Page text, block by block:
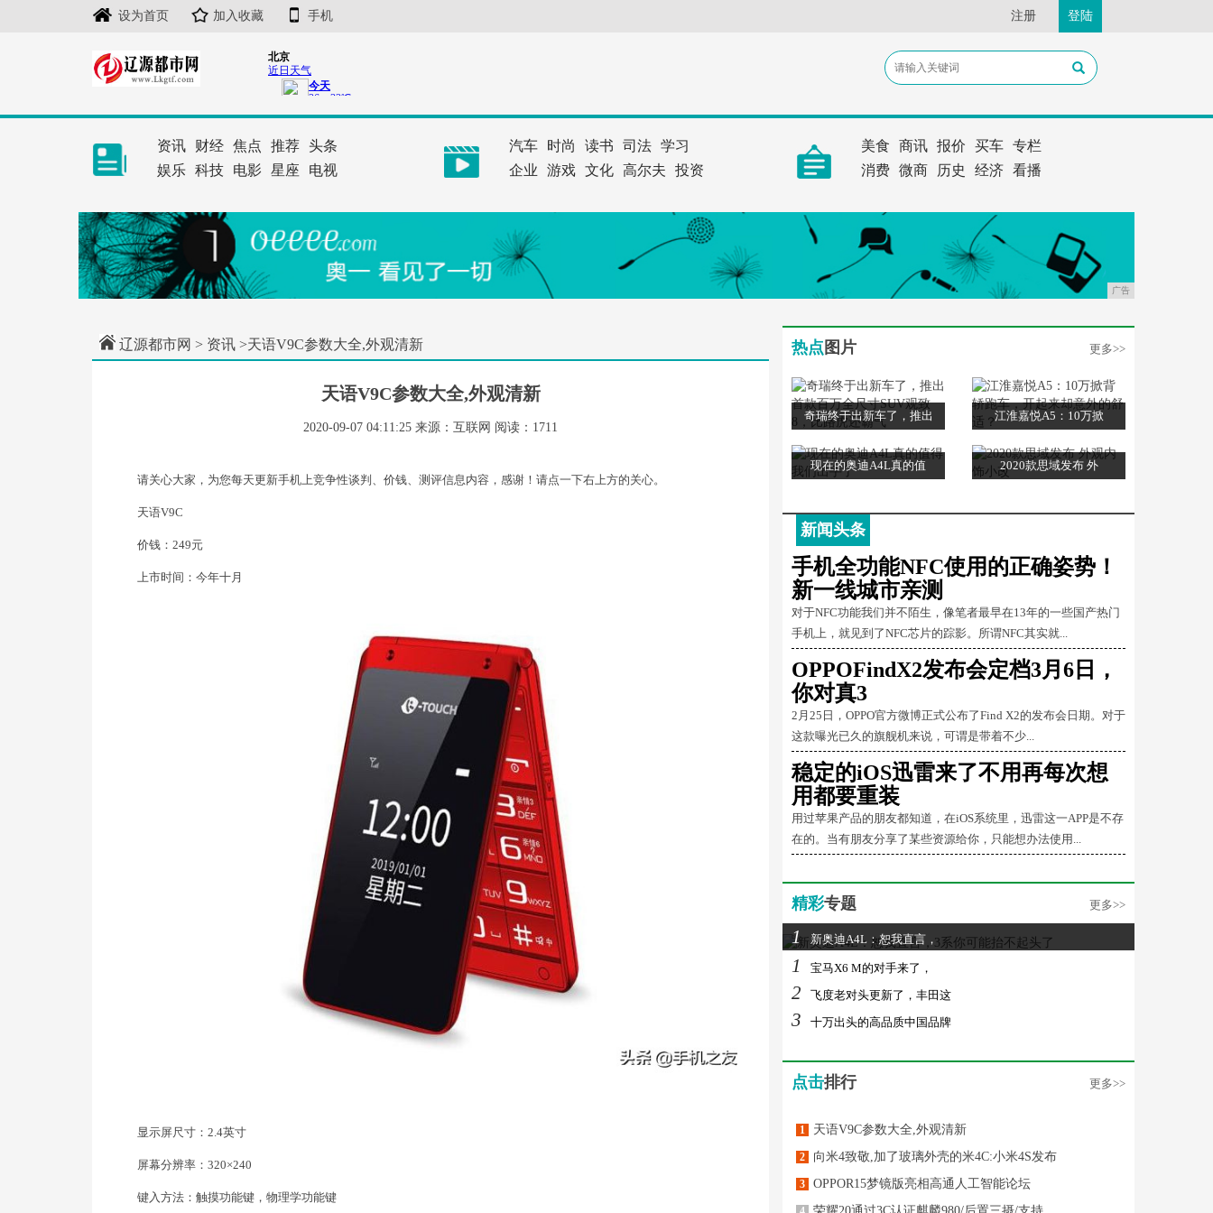
设为首页 加入收藏 手机 注册 登陆
资讯 财经 焦点 推荐 头条
娱乐 科技 电影 星座 电视
汽车 时尚 读书 司法 学习
企业
游戏 文化 高尔夫 投资
美食 商讯 报价 买车 专栏
消费 微商 历史 经济 看播
广告
辽源都市网 > 资讯 >天语V9C参数大全,外观清新
天语V9C参数大全,外观清新
2020-09-07 04:11:25 来源：互联网 阅读：1711
请关心大家，为您每天更新手机上竞争性谈判、价钱、测评信息内容，感谢！请点一下右上方的关心。
天语V9C
价钱：249元
上市时间：今年十月
显示屏尺寸：2.4英寸
屏幕分辨率：320×240
键入方法：触摸功能键，物理学功能键
热点 图片 更多>>
奇瑞终于出新车了，推出 江淮嘉悦A5：10万掀
现在的奥迪A4L真的值 2020款思域发布 外
新闻头条
手机全功能NFC使用的正确姿势！
新一线城市亲测
对于NFC功能我们并不陌生，像笔者最早在13年的一些国产热门
手机上，就见到了NFC芯片的踪影。所谓NFC其实就...
OPPOFindX2发布会定档3月6日，
你对真3
2月25日，OPPO官方微博正式公布了Find X2的发布会日期。对于
这款曝光已久的旗舰机来说，可谓是带着不少...
稳定的iOS迅雷来了不用再每次想
用都要重装
用过苹果产品的朋友都知道，在iOS系统里，迅雷这一APP是不存
在的。当有朋友分享了某些资源给你，只能想办法使用...
精彩专题 更多>>
1 新奥迪A4L：恕我直言，
1 宝马X6 M的对手来了，
2 飞度老对头更新了，丰田这
3 十万出头的高品质中国品牌
点击排行 更多>>
1 天语V9C参数大全,外观清新
2 向米4致敬,加了玻璃外壳的米4C:小米4S发布
3 OPPOR15梦镜版亮相高通人工智能论坛